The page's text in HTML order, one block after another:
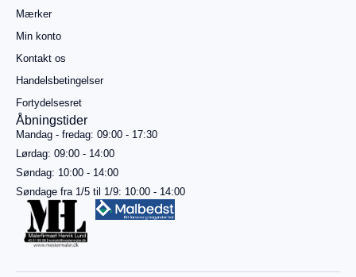
gratis
betaling
kurv
Mærker
Min konto
Kontakt os
Handelsbetingelser
Fortydelsesret
Åbningstider
Mandag - fredag: 09:00 - 17:30
Lørdag: 09:00 - 14:00
Søndag: 10:00 - 14:00
Søndage fra 1/5 til 1/9: 10:00 - 14:00